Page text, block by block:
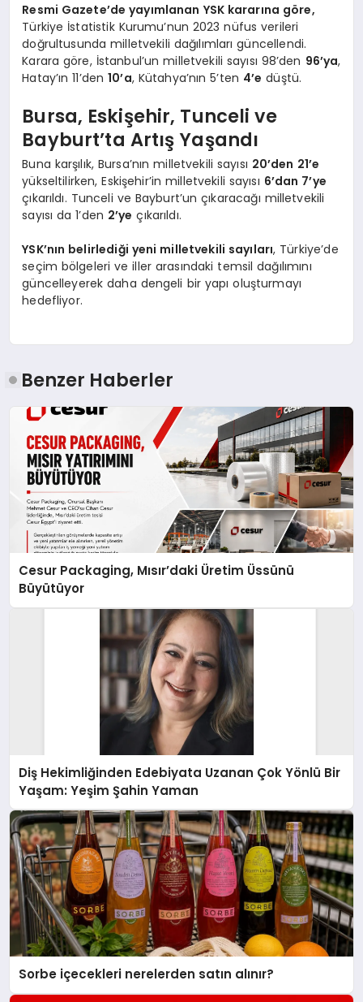
Resmi Gazete’de yayımlanan YSK kararına göre,
Türkiye İstatistik Kurumu’nun 2023 nüfus verileri
doğrultusunda milletvekili dağılımları güncellendi.
Karara göre, İstanbul’un milletvekili sayısı 98’den 96’ya,
Hatay’ın 11’den10’a, Kütahya’nın 5’ten 4’e düştü.
Bursa, Eskişehir, Tunceli ve
Bayburt’ta Artış Yaşandı
Buna karşılık, Bursa’nın milletvekili sayısı 20’den 21’e
yükseltilirken, Eskişehir’in milletvekili sayısı 6’dan 7’ye
çıkarıldı. Tunceli ve Bayburt’un çıkaracağı milletvekili
sayısı da 1’den 2’ye çıkarıldı.
YSK’nın belirlediği yeni milletvekili sayıları, Türkiye’de
seçim bölgeleri ve iller arasındaki temsil dağılımını
güncelleyerek daha dengeli bir yapı oluşturmayı
hedefliyor.
Benzer Haberler
Cesur Packaging, Mısır’daki Üretim Üssünü
Büyütüyor
Diş Hekimliğinden Edebiyata Uzanan Çok Yönlü Bir
Yaşam: Yeşim Şahin Yaman
Sorbe içecekleri nerelerden satın alınır?